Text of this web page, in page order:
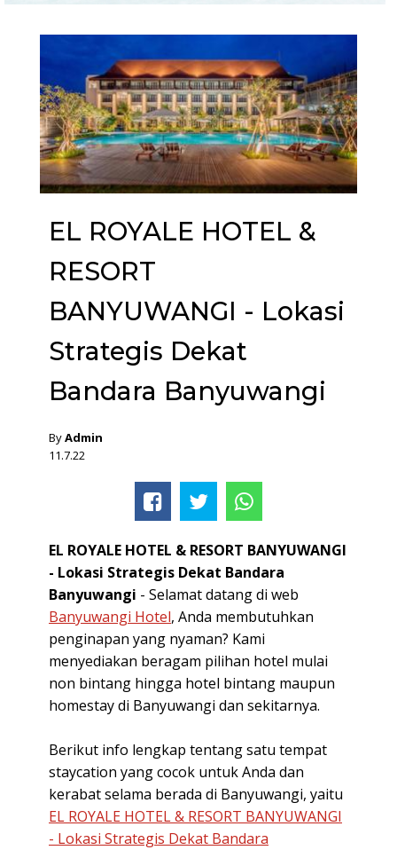
EL ROYALE HOTEL &
RESORT
BANYUWANGI - Lokasi
Strategis Dekat
Bandara Banyuwangi
ByAdmin
11.7.22
EL ROYALE HOTEL & RESORT BANYUWANGI
- Lokasi Strategis Dekat Bandara
Banyuwangi - Selamat datang di web
Banyuwangi Hotel, Anda membutuhkan
penginapan yang nyaman? Kami
menyediakan beragam pilihan hotel mulai
non bintang hingga hotel bintang maupun
homestay di Banyuwangi dan sekitarnya.
Berikut info lengkap tentang satu tempat
staycation yang cocok untuk Anda dan
kerabat selama berada di Banyuwangi, yaitu
EL ROYALE HOTEL & RESORT BANYUWANGI
- Lokasi Strategis Dekat Bandara